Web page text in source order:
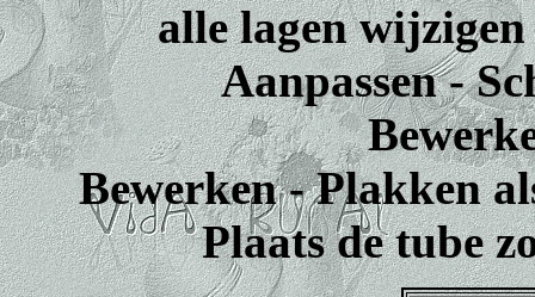
alle lagen
Aanpassen -
Bewerken - Plakken
Plaats de tube